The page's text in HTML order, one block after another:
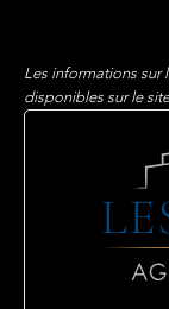
Les informations sur
disponibles sur le